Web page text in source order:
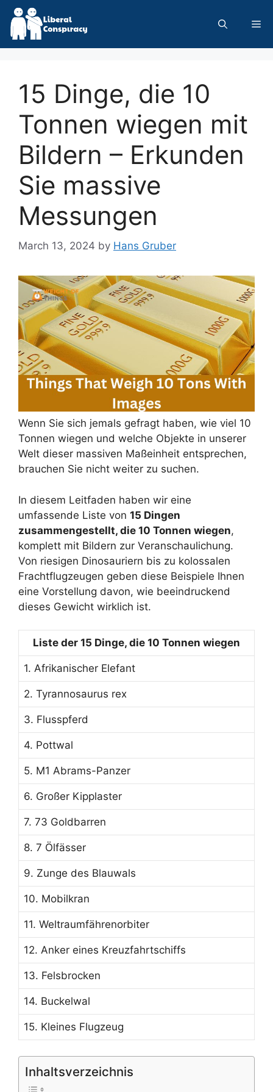
Skip
content
15 Dinge, die 10
Tonnen wiegen mit
Bildern – Erkunden
Sie massive
Messungen
March 13, 2024 by Hans Gruber
Wenn Sie sich jemals gefragt haben, wie viel 10
Tonnen wiegen und welche Objekte in unserer
Welt dieser massiven Maßeinheit entsprechen,
brauchen Sie nicht weiter zu suchen.
In diesem Leitfaden haben wir eine
umfassende Liste von 15 Dingen
zusammengestellt, die 10 Tonnen wiegen,
komplett mit Bildern zur Veranschaulichung.
Von riesigen Dinosauriern bis zu kolossalen
Frachtflugzeugen geben diese Beispiele Ihnen
eine Vorstellung davon, wie beeindruckend
dieses Gewicht wirklich ist.
Liste der 15 Dinge, die 10 Tonnen wiegen
1. Afrikanischer Elefant
2. Tyrannosaurus rex
3. Flusspferd
4. Pottwal
5. M1 Abrams-Panzer
6. Großer Kipplaster
7. 73 Goldbarren
8. 7 Ölfässer
9. Zunge des Blauwals
10. Mobilkran
11. Weltraumfährenorbiter
12. Anker eines Kreuzfahrtschiffs
13. Felsbrocken
14. Buckelwal
15. Kleines Flugzeug
Inhaltsverzeichnis